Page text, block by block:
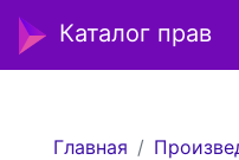
Каталог прав
Главная